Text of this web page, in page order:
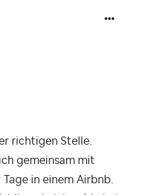
richtigen Stelle.
gemeinsam mit
in einem Airbnb.